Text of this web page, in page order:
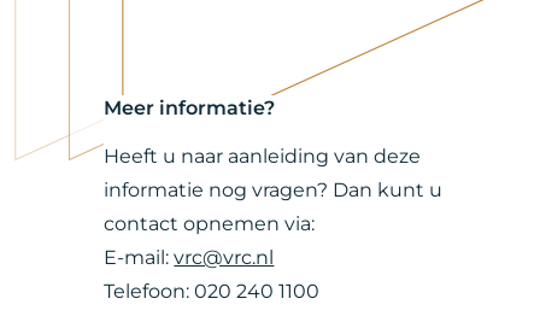
Meer informatie?
Heeft u naar aanleiding van deze
informatie nog vragen? Dan kunt u
contact opnemen via:
E-mail:vrc@vrc.nl
Telefoon: 020 240 1100